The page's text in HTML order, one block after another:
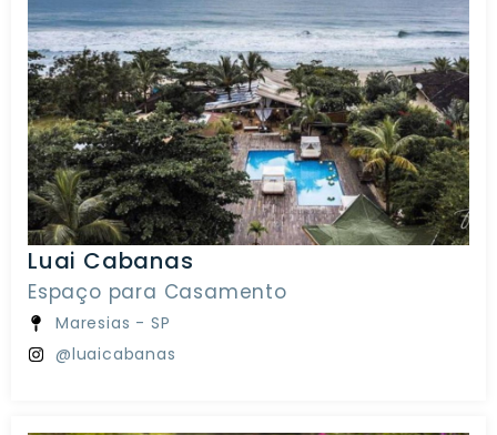
Luai Cabanas
Espaço para Casamento
Maresias - SP
@luaicabanas